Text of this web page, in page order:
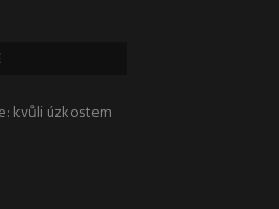
kvůli úzkostem